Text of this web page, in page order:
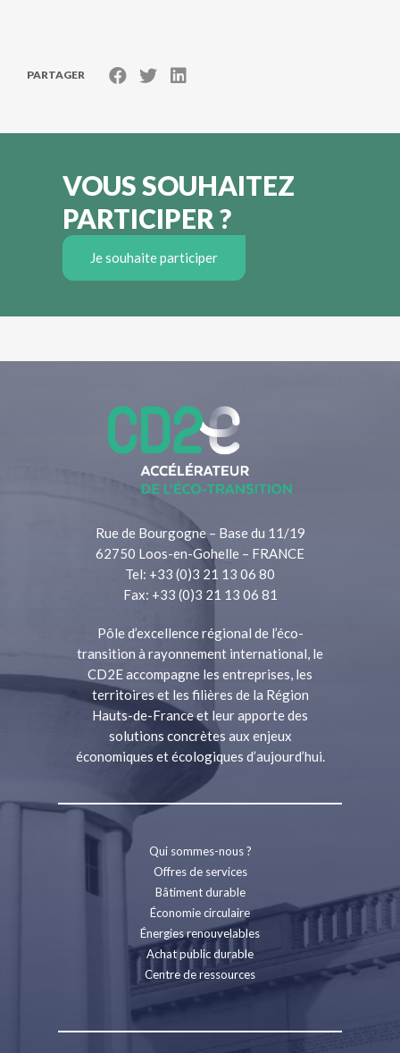
PARTAGER
VOUS SOUHAITEZ
PARTICIPER ?
Je souhaite participer
Rue de Bourgogne – Base du 11/19
62750 Loos-en-Gohelle – FRANCE
Tel: +33 (0)3 21 13 06 80
Fax: +33 (0)3 21 13 06 81
Pôle d’excellence régional de l’éco-
transition à rayonnement international, le
CD2E accompagne les entreprises, les
territoires et les filières de la Région
Hauts-de-France et leur apporte des
solutions concrètes aux enjeux
économiques et écologiques d’aujourd’hui.
Qui sommes-nous ?
Offres de services
Bâtiment durable
Économie circulaire
Énergies renouvelables
Achat public durable
Centre de ressources